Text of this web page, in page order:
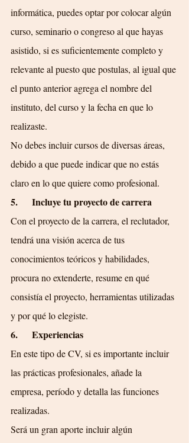
informática, puedes optar por colocar algún
curso, seminario o congreso al que hayas
asistido, si es suficientemente completo y
relevante al puesto que postulas, al igual que
el punto anterior agrega el nombre del
instituto, del curso y la fecha en que lo
realizaste.
No debes incluir cursos de diversas áreas,
debido a que puede indicar que no estás
claro en lo que quiere como profesional.
5.      Incluye tu proyecto de carrera
Con el proyecto de la carrera, el reclutador,
tendrá una visión acerca de tus
conocimientos teóricos y habilidades,
procura no extenderte, resume en qué
consistía el proyecto, herramientas utilizadas
y por qué lo elegiste.
6.      Experiencias
En este tipo de CV, si es importante incluir
las prácticas profesionales, añade la
empresa, período y detalla las funciones
realizadas.
Será un gran aporte incluir algún